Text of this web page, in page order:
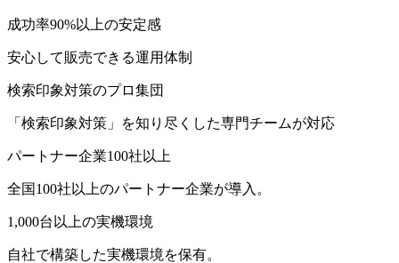
成功率90%以上の安定感
安心して販売できる運用体制
検索印象対策のプロ集団
「検索印象対策」を知り尽くした専門チームが対応
パートナー企業100社以上
全国100社以上のパートナー企業が導入。
1,000台以上の実機環境
自社で構築した実機環境を保有。